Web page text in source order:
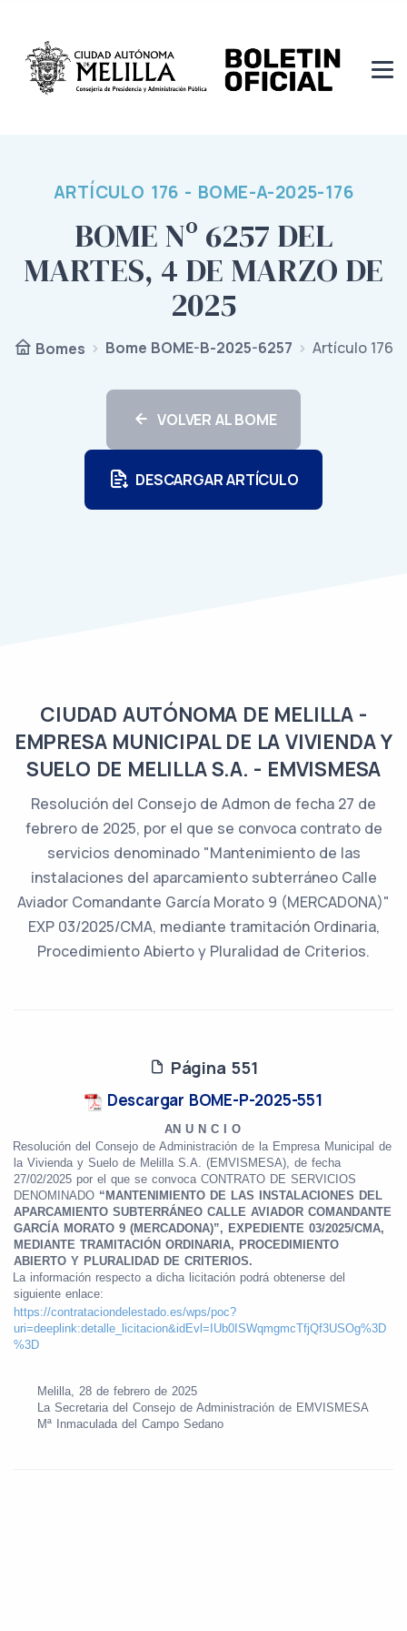
ARTÍCULO 176 - BOME-A-2025-176
BOME Nº 6257 DEL
MARTES, 4 DE MARZO DE
2025
Bomes Bome BOME-B-2025-6257 Artículo 176
VOLVER AL BOME
DESCARGAR ARTÍCULO
CIUDAD AUTÓNOMA DE MELILLA -
EMPRESA MUNICIPAL DE LA VIVIENDA Y
SUELO DE MELILLA S.A. - EMVISMESA
Resolución del Consejo de Admon de fecha 27 de
febrero de 2025, por el que se convoca contrato de
servicios denominado "Mantenimiento de las
instalaciones del aparcamiento subterráneo Calle
Aviador Comandante García Morato 9 (MERCADONA)"
EXP 03/2025/CMA, mediante tramitación Ordinaria,
Procedimiento Abierto y Pluralidad de Criterios.
Página 551
Descargar BOME-P-2025-551
AN U N C I O
Resolución del Consejo de Administración de la Empresa Municipal de
la Vivienda y Suelo de Melilla S.A. (EMVISMESA), de fecha
27/02/2025 por el que se convoca CONTRATO DE SERVICIOS
DENOMINADO “MANTENIMIENTO DE LAS INSTALACIONES DEL
APARCAMIENTO SUBTERRÁNEO CALLE AVIADOR COMANDANTE
GARCÍA MORATO 9 (MERCADONA)”, EXPEDIENTE 03/2025/CMA,
MEDIANTE TRAMITACIÓN ORDINARIA, PROCEDIMIENTO
ABIERTO Y PLURALIDAD DE CRITERIOS.
La información respecto a dicha licitación podrá obtenerse del
siguiente enlace:
https://contrataciondelestado.es/wps/poc?
uri=deeplink:detalle_licitacion&idEvl=IUb0ISWqmgmcTfjQf3USOg%3D
%3D
Melilla, 28 de febrero de 2025
La Secretaria del Consejo de Administración de EMVISMESA
Mª Inmaculada del Campo Sedano